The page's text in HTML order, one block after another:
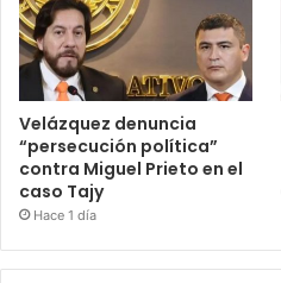
Velázquez denuncia
“persecución política”
contra Miguel Prieto en el
caso Tajy
Hace 1 día